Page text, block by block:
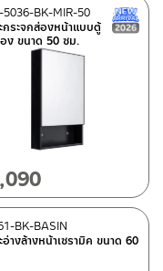
สินค้าใหม่ ปี 2026
กระจกส่องหน้าแบบตู้
ง ขนาด 50 ซม.
5036-BK-MIR-50
สินค้าใหม่ ปี 2026
อ่างล้างหน้าเซรามิค ขนาด 60
BK-BASIN